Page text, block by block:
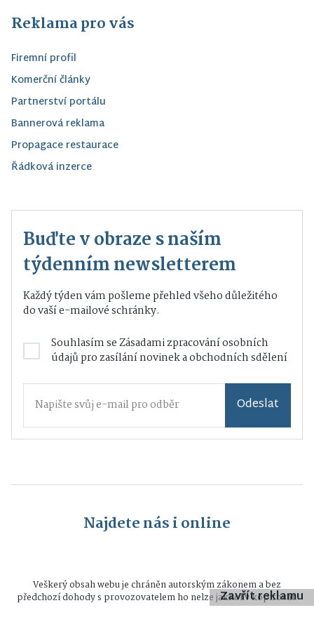
Reklama pro vás
Firemní profil
Komerční články
Partnerství portálu
Bannerová reklama
Propagace restaurace
Řádková inzerce
Buďte v obraze s naším
týdenním newsletterem
Každý týden vám pošleme přehled všeho důležitého
do vaší e-mailové schránky.
Souhlasím seZásadami zpracování osobních
údajůpro zasílání novinek a obchodních sdělení
Odeslat
Najdete nás i online
Veškerý obsah webu je chráněn autorským zákonem a bez
předchozí dohody s provozovatelem ho nelze jakkoliv kopírovat.
Zavřít reklamu